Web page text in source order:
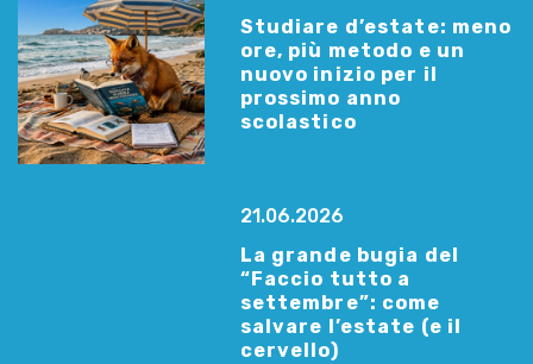
Studiare d’estate: meno
ore, più metodo e un
nuovo inizio per il
prossimo anno
scolastico
21.06.2026
La grande bugia del
“Faccio tutto a
settembre”: come
salvare l’estate (e il
cervello)